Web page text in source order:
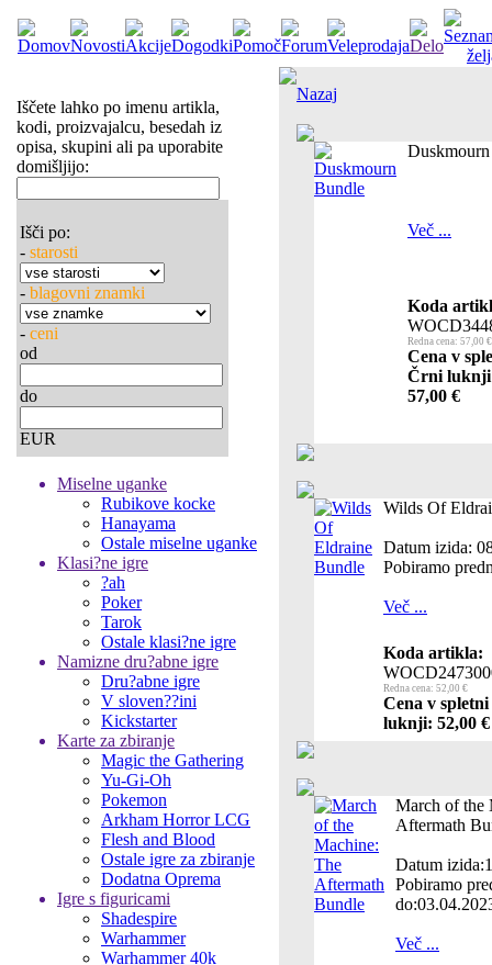
Iščete lahko po imenu artikla,
kodi, proizvajalcu, besedah iz
opisa, skupini ali pa uporabite
domišljijo:
Išči po:
- starosti
- blagovni znamki
- ceni
od
do
EUR
Miselne uganke
Rubikove kocke
Hanayama
Ostale miselne uganke
Klasi?ne igre
?ah
Poker
Tarok
Ostale klasi?ne igre
Namizne dru?abne igre
Dru?abne igre
V sloven??ini
Kickstarter
Karte za zbiranje
Magic the Gathering
Yu-Gi-Oh
Pokemon
Arkham Horror LCG
Flesh and Blood
Ostale igre za zbiranje
Dodatna Oprema
Igre s figuricami
Shadespire
Warhammer
Warhammer 40k
Nazaj
Več ...
Koda
Redna cena: 57,00 €
Cena v
Črni
57,00 €
Wilds Of
Datum izida:
Pobiramo
Več ...
Koda artikla:
Redna cena: 52,00 €
Cena v
luknji: 52,00 €
March of the
Aftermath
Datum
Pobiramo
Več ...